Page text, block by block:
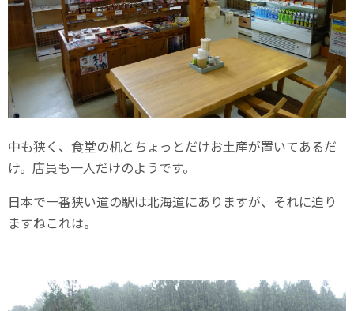
中も狭く、食堂の机とちょっとだけお土産が置いてあるだ
け。店員も一人だけのようです。
日本で一番狭い道の駅は北海道にありますが、それに迫り
ますねこれは。